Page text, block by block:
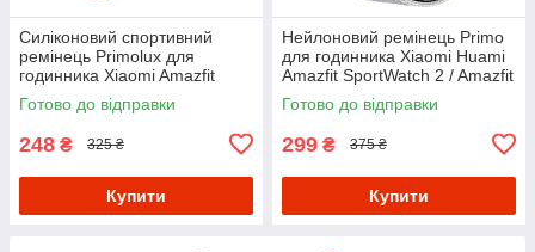
Силіконовий спортивний
ремінець Primolux для
годинника Xiaomi Amazfit
SportWatch 2/Amazfit Stratos -
Color Pattern
Готово до відправки
248 ₴ 325 ₴
Купити
Нейлоновий ремінець Primo
для годинника Xiaomi Huami
Amazfit SportWatch 2 / Amazfit
Stratos - White
Готово до відправки
299 ₴ 375 ₴
Купити